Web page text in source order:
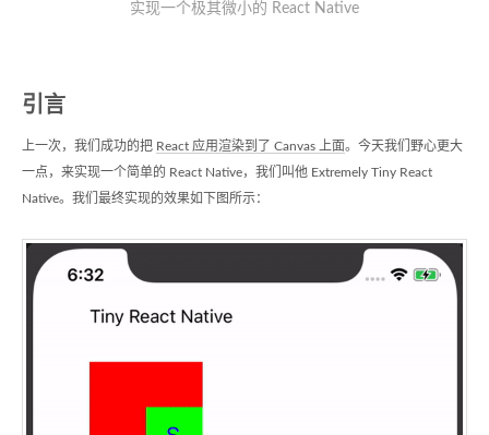
实现一个极其微小的 React Native
引言
上一次，我们成功的把 React 应用渲染到了 Canvas 上面。今天我们野心更大
一点，来实现一个简单的 React Native，我们叫他 Extremely Tiny React
Native。我们最终实现的效果如下图所示：